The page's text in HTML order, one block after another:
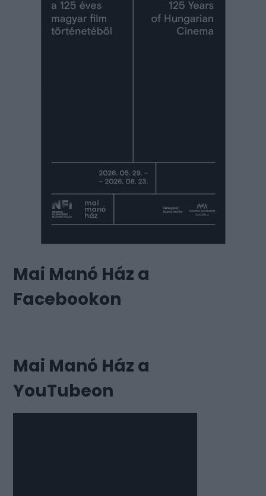
Mai Manó Ház a
Facebookon
Mai Manó Ház a
YouTubeon